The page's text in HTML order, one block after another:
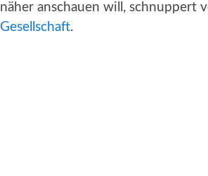
näher anschauen will, schnuppert
Gesellschaft.